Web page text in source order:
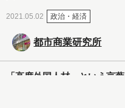
2021.05.02 政治・経済
都市商業研究所
「高度外国人材」という言葉